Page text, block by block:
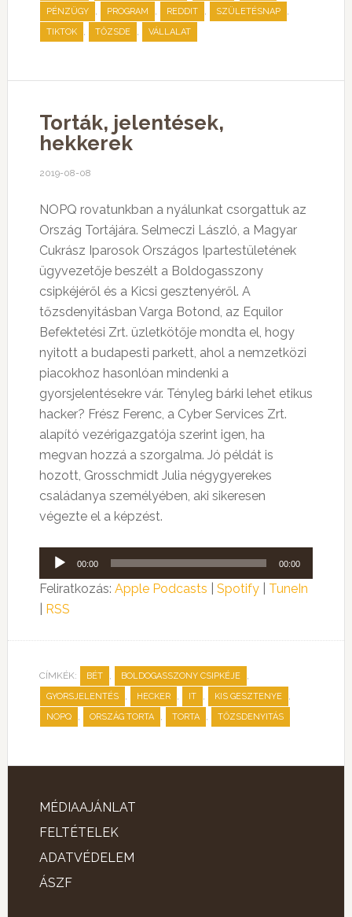
PÉNZÜGY , PROGRAM , REDDIT , SZÜLETÉSNAP ,
TIKTOK , TŐZSDE , VÁLLALAT
Torták, jelentések,
hekkerek
2019-08-08
NOPQ rovatunkban a nyálunkat csorgattuk az
Ország Tortájára. Selmeczi László, a Magyar
Cukrász Iparosok Országos Ipartestületének
ügyvezetője beszélt a Boldogasszony
csipkéjéről és a Kicsi gesztenyéről. A
tőzsdenyitásban Varga Botond, az Equilor
Befektetési Zrt. üzletkötője mondta el, hogy
nyitott a budapesti parkett, ahol a nemzetközi
piacokhoz hasonlóan mindenki a
gyorsjelentésekre vár. Tényleg bárki lehet etikus
hacker? Frész Ferenc, a Cyber Services Zrt.
alapító vezérigazgatója szerint igen, ha
megvan hozzá a szorgalma. Jó példát is
hozott, Grosschmidt Julia négygyerekes
családanya személyében, aki sikeresen
végezte el a képzést.
Audió
lejátszó
00:00 00:00
Feliratkozás: Apple Podcasts Spotify| TuneIn
RSS
CÍMKÉK: BÉT , BOLDOGASSZONY CSIPKÉJE ,
GYORSJELENTÉS , HECKER , IT , KIS GESZTENYE ,
NOPQ , ORSZÁG TORTA , TORTA , TŐZSDENYITÁS
MÉDIAAJÁNLAT
FELTÉTELEK
ADATVÉDELEM
ÁSZF